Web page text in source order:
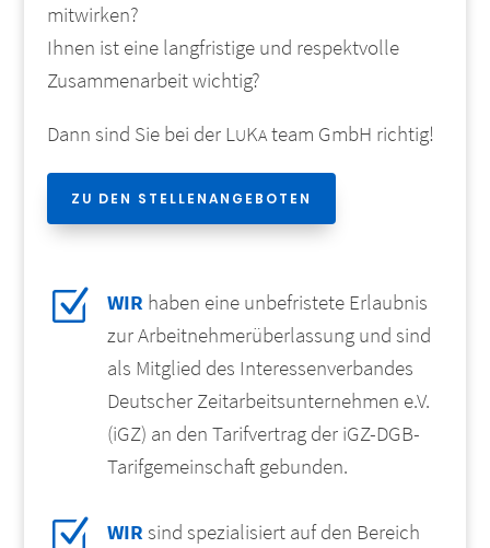
mitwirken?
Ihnen ist eine langfristige und respektvolle
Zusammenarbeit wichtig?
Dann sind Sie bei der LUKAteam GmbH richtig!
ZU DEN STELLENANGEBOTEN
Z WIR haben eine unbefristete Erlaubnis
zur Arbeitnehmerüberlassung und sind
als Mitglied des Interessenverbandes
Deutscher Zeitarbeitsunternehmen e.V.
(iGZ) an den Tarifvertrag der iGZ-DGB-
Tarifgemeinschaft gebunden.
Z WIR sind spezialisiert auf den Bereich